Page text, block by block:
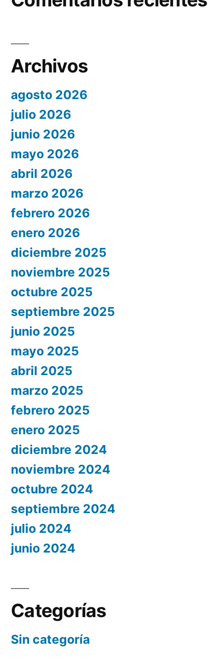
Archivos
agosto 2026
julio 2026
junio 2026
mayo 2026
abril 2026
marzo 2026
febrero 2026
enero 2026
diciembre 2025
noviembre 2025
octubre 2025
septiembre 2025
junio 2025
mayo 2025
abril 2025
marzo 2025
febrero 2025
enero 2025
diciembre 2024
noviembre 2024
octubre 2024
septiembre 2024
julio 2024
junio 2024
Categorías
Sin categoría